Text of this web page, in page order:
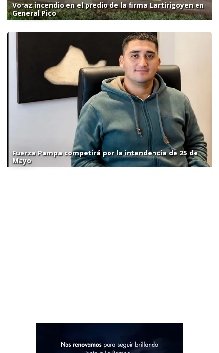
Voraz incendio en el predio de la firma Lartirigoyen en
General Pico
Fuerza Pampa competirá por la intendencia de 25 de
Mayo